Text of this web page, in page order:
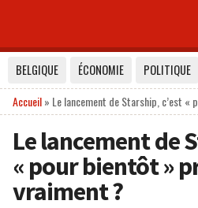
BELGIQUE ÉCONOMIE POLITIQUE
Accueil» Le lancement de Starship, c’est
Le lancement de
« pour bientôt »
vraiment ?